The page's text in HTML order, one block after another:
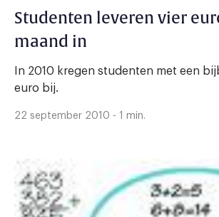
Studenten leveren vier
maand in
In 2010 kregen studenten met een
euro bij.
22 september 2010 - 1 min.